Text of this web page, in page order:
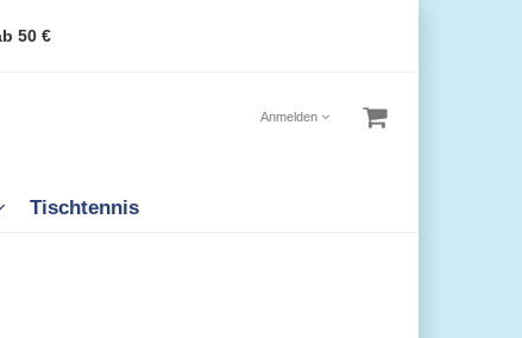
50 €
Anmelden
Tischtennis